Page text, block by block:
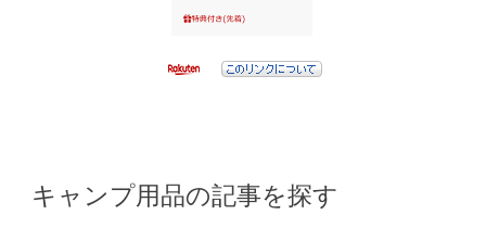
キャンプ用品の記事を探す